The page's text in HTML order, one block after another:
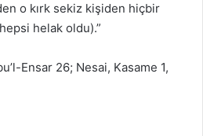
o kırk sekiz kişiden hiçbir
helak oldu).”
Ensar 26; Nesai, Kasame 1,